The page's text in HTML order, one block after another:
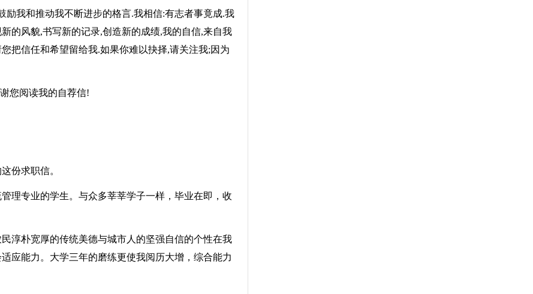
我和推动我不断进步的格言.我相信:有志者事竟成.我
的风貌,书写新的记录,创造新的成绩,我的自信,来自我
把信任和希望留给我.如果你难以抉择,请关注我;因为
您阅读我的自荐信!
份求职信。
专业的学生。与众多莘莘学子一样，毕业在即，收
朴宽厚的传统美德与城市人的坚强自信的个性在我
应能力。大学三年的磨练更使我阅历大增，综合能力